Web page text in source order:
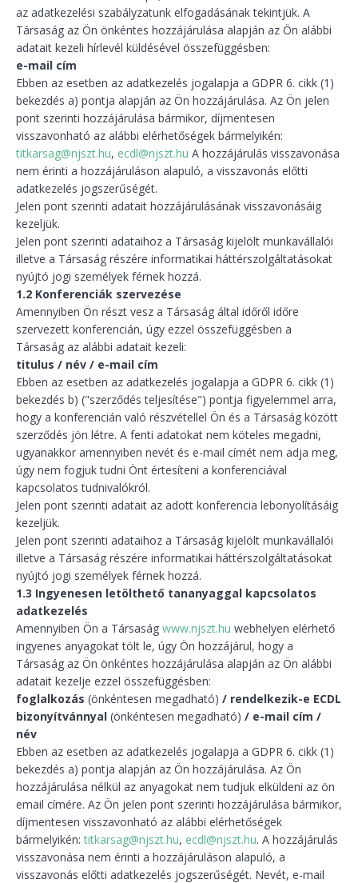
az adatkezelési szabályzatunk elfogadásának tekintjük. A
Társaság az Ön önkéntes hozzájárulása alapján az Ön alábbi
adatait kezeli hírlevél küldésével összefüggésben:
e-mail cím
Ebben az esetben az adatkezelés jogalapja a GDPR 6. cikk (1)
bekezdés a) pontja alapján az Ön hozzájárulása. Az Ön jelen
pont szerinti hozzájárulása bármikor, díjmentesen
visszavonható az alábbi elérhetőségek bármelyikén:
titkarsag@njszt.hu, ecdl@njszt.hu A hozzájárulás visszavonása
nem érinti a hozzájáruláson alapuló, a visszavonás előtti
adatkezelés jogszerűségét.
Jelen pont szerinti adatait hozzájárulásának visszavonásáig
kezeljük.
Jelen pont szerinti adataihoz a Társaság kijelölt munkavállalói
illetve a Társaság részére informatikai háttérszolgáltatásokat
nyújtó jogi személyek férnek hozzá.
1.2 Konferenciák szervezése
Amennyiben Ön részt vesz a Társaság által időről időre
szervezett konferencián, úgy ezzel összefüggésben a
Társaság az alábbi adatait kezeli:
titulus / név / e-mail cím
Ebben az esetben az adatkezelés jogalapja a GDPR 6. cikk (1)
bekezdés b) ("szerződés teljesítése") pontja figyelemmel arra,
hogy a konferencián való részvétellel Ön és a Társaság között
szerződés jön létre. A fenti adatokat nem köteles megadni,
ugyanakkor amennyiben nevét és e-mail címét nem adja meg,
úgy nem fogjuk tudni Önt értesíteni a konferenciával
kapcsolatos tudnivalókról.
Jelen pont szerinti adatait az adott konferencia lebonyolításáig
kezeljük.
Jelen pont szerinti adataihoz a Társaság kijelölt munkavállalói
illetve a Társaság részére informatikai háttérszolgáltatásokat
nyújtó jogi személyek férnek hozzá.
1.3 Ingyenesen letölthető tananyaggal kapcsolatos
adatkezelés
Amennyiben Ön a Társaság www.njszt.hu webhelyen elérhető
ingyenes anyagokat tölt le, úgy Ön hozzájárul, hogy a
Társaság az Ön önkéntes hozzájárulása alapján az Ön alábbi
adatait kezelje ezzel összefüggésben:
foglalkozás (önkéntesen megadható) / rendelkezik-e ECDL
bizonyítvánnyal (önkéntesen megadható) / e-mail cím /
név
Ebben az esetben az adatkezelés jogalapja a GDPR 6. cikk (1)
bekezdés a) pontja alapján az Ön hozzájárulása. Az Ön
hozzájárulása nélkül az anyagokat nem tudjuk elküldeni az ön
email címére. Az Ön jelen pont szerinti hozzájárulása bármikor,
díjmentesen visszavonható az alábbi elérhetőségek
bármelyikén:titkarsag@njszt.hu, ecdl@njszt.hu. A hozzájárulás
visszavonása nem érinti a hozzájáruláson alapuló, a
visszavonás előtti adatkezelés jogszerűségét. Nevét, e-mail